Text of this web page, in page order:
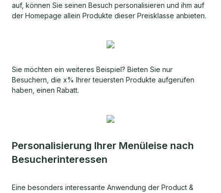
auf, können Sie seinen Besuch personalisieren und ihm auf
der Homepage allein Produkte dieser Preisklasse anbieten.
Sie möchten ein weiteres Beispiel? Bieten Sie nur
Besuchern, die x% Ihrer teuersten Produkte aufgerufen
haben, einen Rabatt.
Personalisierung Ihrer Menüleise nach
Besucherinteressen
Eine besonders interessante Anwendung der Product &